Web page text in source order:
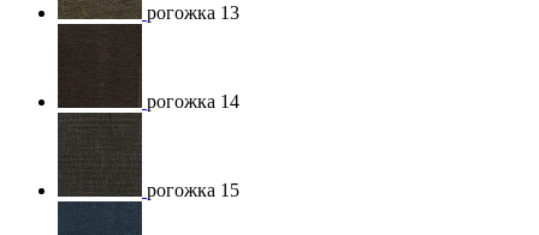
рогожка 13
рогожка 14
рогожка 15